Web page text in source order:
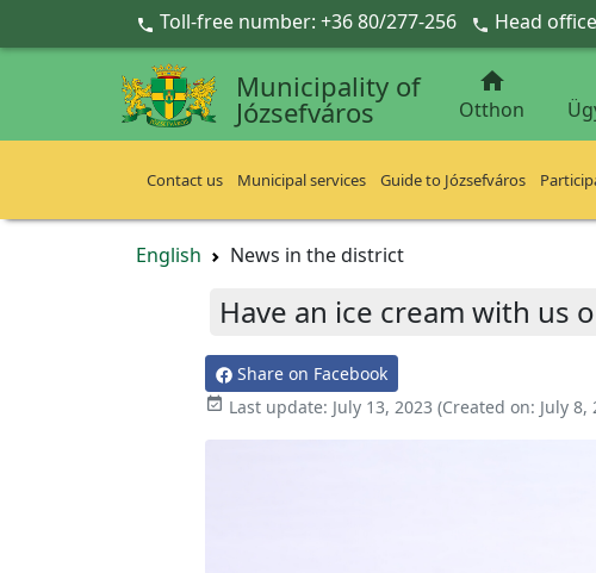
Ugrás a fő tartalomra
 Toll-free number: +36 80/277-256  Head
Municipality of
Józsefváros

Otthon
Contact us Municipal services Guide to Józsefváros
English News in the district
Have an ice cream with us
Share on Facebook
 Last update: July 13, 2023 (Created on: July 8,